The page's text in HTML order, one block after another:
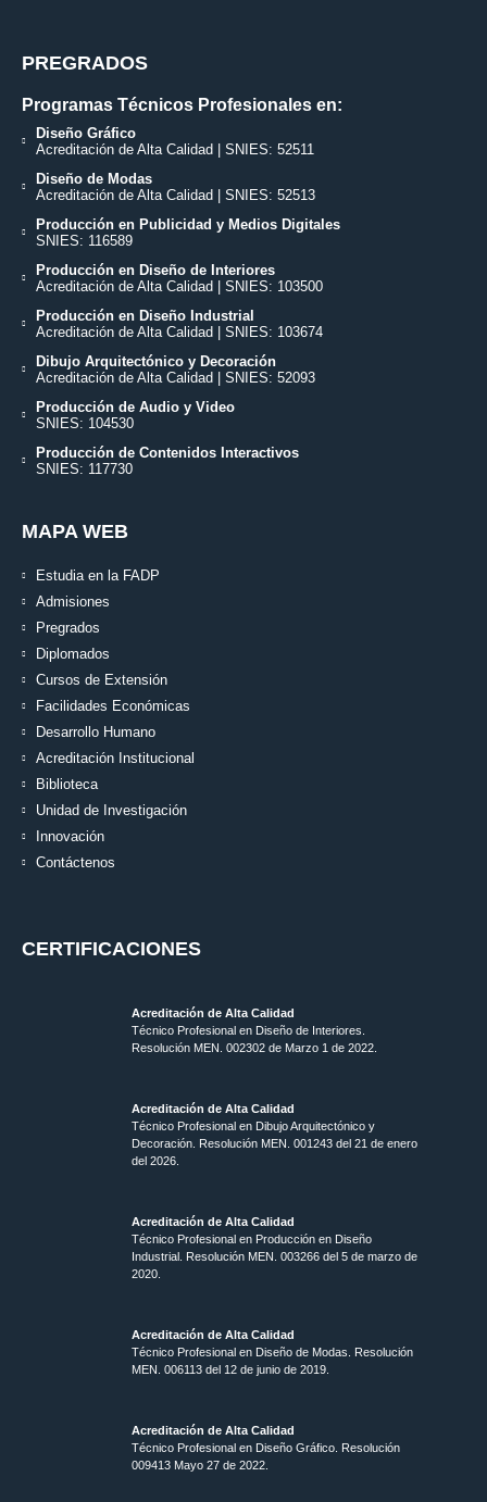
PREGRADOS
Programas Técnicos Profesionales en:
Diseño Gráfico
Acreditación de Alta Calidad | SNIES: 52511
Diseño de Modas
Acreditación de Alta Calidad | SNIES: 52513
Producción en Publicidad y Medios Digitales
SNIES: 116589
Producción en Diseño de Interiores
Acreditación de Alta Calidad | SNIES: 103500
Producción en Diseño Industrial
Acreditación de Alta Calidad | SNIES: 103674
Dibujo Arquitectónico y Decoración
Acreditación de Alta Calidad | SNIES: 52093
Producción de Audio y Video
SNIES: 104530
Producción de Contenidos Interactivos
SNIES: 117730
MAPA WEB
Estudia en la FADP
Admisiones
Pregrados
Diplomados
Cursos de Extensión
Facilidades Económicas
Desarrollo Humano
Acreditación Institucional
Biblioteca
Unidad de Investigación
Innovación
Contáctenos
CERTIFICACIONES
Acreditación de Alta Calidad
Técnico Profesional en Diseño de Interiores.
Resolución MEN. 002302 de Marzo 1 de 2022.
Acreditación de Alta Calidad
Técnico Profesional en Dibujo Arquitectónico y
Decoración. Resolución MEN. 001243 del 21 de enero
del 2026.
Acreditación de Alta Calidad
Técnico Profesional en Producción en Diseño
Industrial. Resolución MEN. 003266 del 5 de marzo de
2020.
Acreditación de Alta Calidad
Técnico Profesional en Diseño de Modas. Resolución
MEN. 006113 del 12 de junio de 2019.
Acreditación de Alta Calidad
Técnico Profesional en Diseño Gráfico. Resolución
009413 Mayo 27 de 2022.